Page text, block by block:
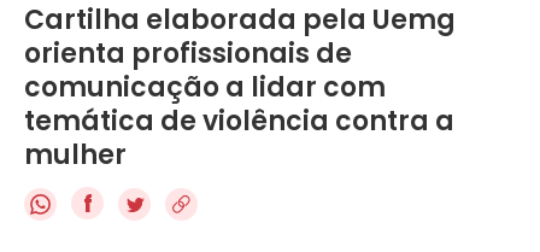
Cartilha elaborada pela Uemg
orienta profissionais de
comunicação a lidar com
temática de violência contra a
mulher
f